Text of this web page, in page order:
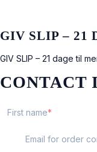
GIV SLIP – 21
GIV SLIP – 21 dage til
CONTACT
First name
Email for order